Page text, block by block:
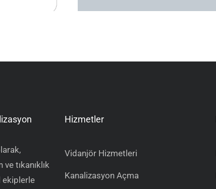
tıkanıklık
ekiplerle
Hizmetler
Vidanjör Hizmetleri
Kanalizasyon Açma